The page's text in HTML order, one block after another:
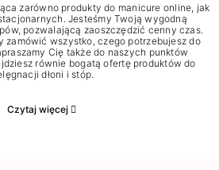
zarówno produkty do manicure online, jak
Jesteśmy Twoją wygodną
pozwalającą zaoszczędzić cenny czas.
zamówić wszystko, czego potrzebujesz do
Cię także do naszych punktów
równie bogatą ofertę produktów do
dłoni i stóp.
Czytaj więcej